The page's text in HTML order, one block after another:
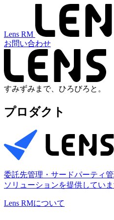
Lens RM
お問い合わせ
すみずみまで、ひろびろと。
プロダクト
委託先管理・サードパーティ
ソリューションを提供していま
Lens RMについて